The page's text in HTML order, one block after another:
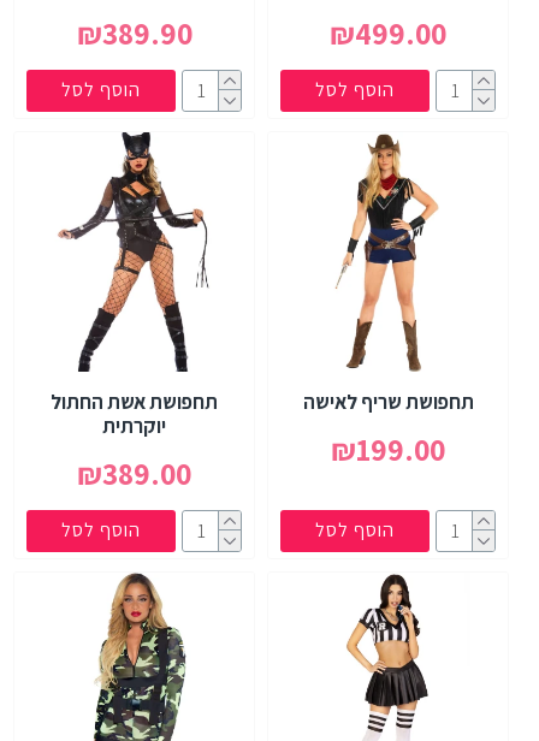
₪499.00
הוסף לסל
₪389.90
הוסף לסל
תחפושת שריף לאישה
₪199.00
הוסף לסל
תחפושת אשת החתול
יוקרתית
₪389.00
הוסף לסל